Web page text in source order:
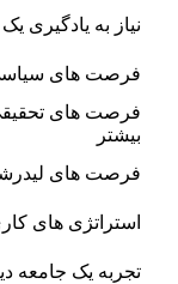
نیاز به یادگیری
فرصت های
فرصت های
بیشتر
فرصت های
استراتژی های
تجربه یک جامعه